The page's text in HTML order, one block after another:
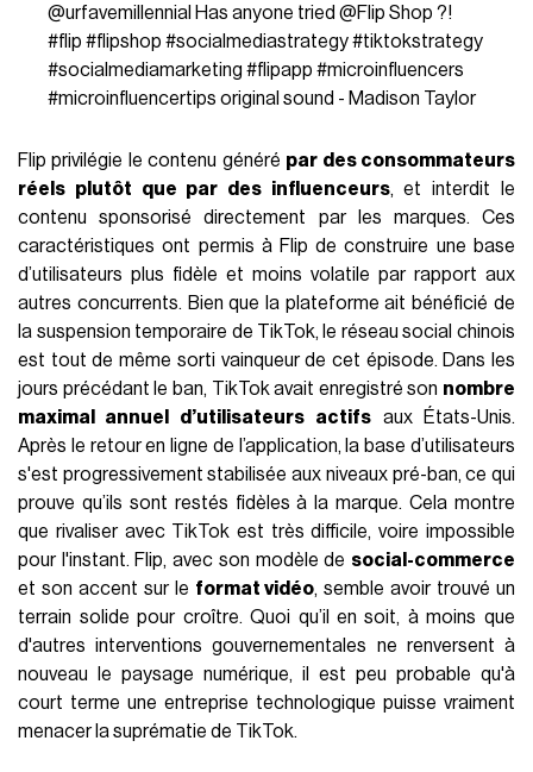
@urfavemillennial Has anyone tried @Flip Shop ?!
#flip #flipshop #socialmediastrategy#tiktokstrategy
#socialmediamarketing #flipapp #microinfluencers
#microinfluencertips original sound - Madison Taylor
Flip privilégie le contenu généré par des consommateurs
réels plutôt que par des influenceurs, et interdit le
contenu sponsorisé directement par les marques. Ces
caractéristiques ont permis à Flip de construire une base
d’utilisateurs plus fidèle et moins volatile par rapport aux
autres concurrents. Bien que la plateforme ait bénéficié de
la suspension temporaire de TikTok, le réseau social chinois
est tout de même sorti vainqueur de cet épisode. Dans les
jours précédant le ban, TikTok avait enregistré son nombre
maximal annuel d’utilisateurs
actifs aux États-Unis.
Après le retour en ligne de l’application, la base d’utilisateurs
s'est progressivement stabilisée aux niveaux pré-ban, ce qui
prouve qu’ils sont restés fidèles à la marque. Cela montre
que rivaliser avec TikTok est très difficile, voire impossible
pour l'instant. Flip, avec son modèle de social-commerce
et son accent sur le format vidéo, semble avoir trouvé un
terrain solide pour croître. Quoi qu’il en soit, à moins que
d'autres interventions gouvernementales ne renversent à
nouveau le paysage numérique, il est peu probable qu'à
court terme une entreprise technologique puisse vraiment
menacer la suprématie de TikTok.